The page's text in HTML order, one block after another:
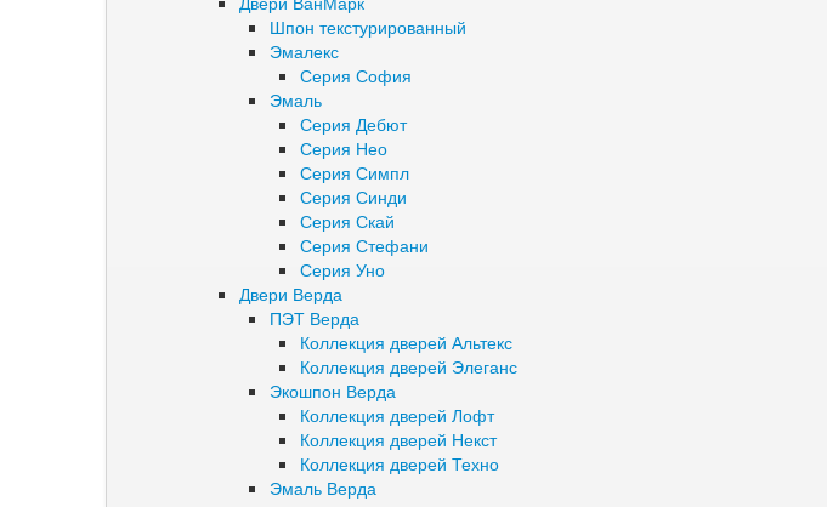
Шпон текстурированный
Эмалекс
Серия София
Эмаль
Серия Дебют
Серия Нео
Серия Симпл
Серия Синди
Серия Скай
Серия Стефани
Серия Уно
Двери Верда
ПЭТ Верда
Коллекция дверей Альтекс
Коллекция дверей Элеганс
Экошпон Верда
Коллекция дверей Лофт
Коллекция дверей Некст
Коллекция дверей Техно
Эмаль Верда